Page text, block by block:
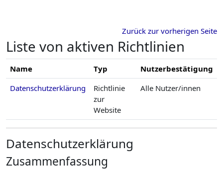
Zurück zur vorherigen Seite
Liste von aktiven Richtlinien
Name Typ
Nutzerbestätigung
Datenschutzerklärung
Richtlinie
zur
Website
Alle Nutzer/innen
Datenschutzerklärung
Zusammenfassung